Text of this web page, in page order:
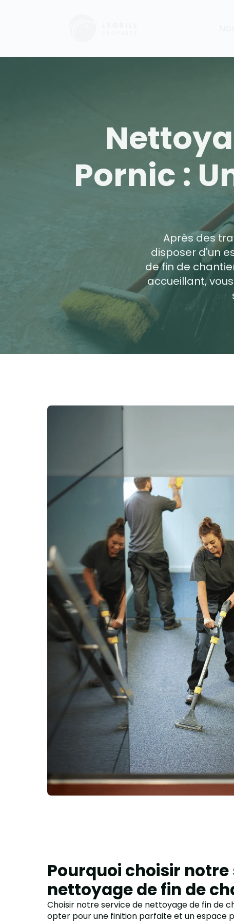
Pornic :
Après des
disposer d'un
de fin de
accueillant,
Pourquoi choisir notre
nettoyage de fin de
Choisir notre service de nettoyage de fin de
opter pour une finition parfaite et un espace